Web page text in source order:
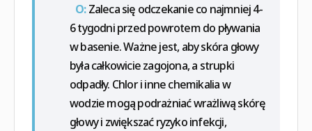
O:Zaleca się odczekanie co najmniej 4-
6 tygodni przed powrotem do pływania
w basenie. Ważne jest, aby skóra głowy
była całkowicie zagojona, a strupki
odpadły. Chlor i inne chemikalia w
wodzie mogą podrażniać wrażliwą skórę
głowy i zwiększać ryzyko infekcji,